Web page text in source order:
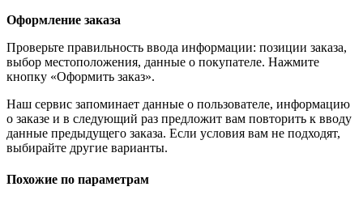
Оформление заказа
Проверьте правильность ввода информации: позиции заказа,
выбор местоположения, данные о покупателе. Нажмите
кнопку «Оформить заказ».
Наш сервис запоминает данные о пользователе, информацию
о заказе и в следующий раз предложит вам повторить к вводу
данные предыдущего заказа. Если условия вам не подходят,
выбирайте другие варианты.
Похожие по параметрам